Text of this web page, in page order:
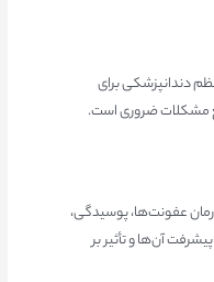
دندانپزشکی برای
مشکلات ضروری است.
عفونت‌ها، پوسیدگی،
آن‌ها و تأثیر بر